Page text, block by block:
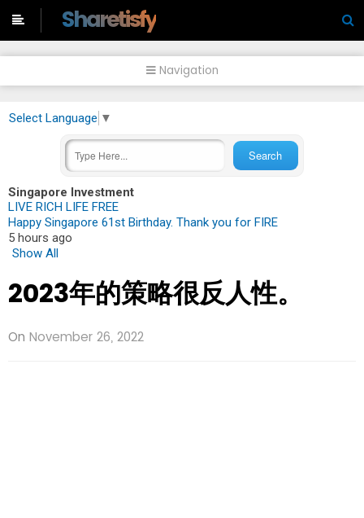
Sharetisfy
Navigation
Select Language ▼
Singapore Investment
LIVE RICH LIFE FREE
Happy Singapore 61st Birthday. Thank you for FIRE
5 hours ago
Show All
2023年的策略很反人性。
On November 26, 2022